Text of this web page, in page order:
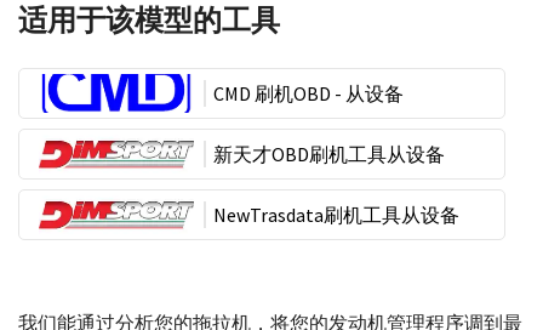
适用于该模型的工具
CMD 刷机OBD - 从设备
新天才OBD刷机工具从设备
NewTrasdata刷机工具从设备
我们能通过分析您的拖拉机，将您的发动机管理程序调到最